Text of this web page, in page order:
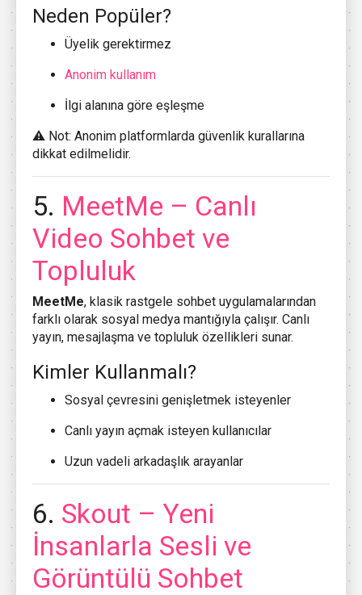
Neden Popüler?
Üyelik gerektirmez
Anonim kullanım
İlgi alanına göre eşleşme
⚠️ Not: Anonim platformlarda güvenlik kurallarına
dikkat edilmelidir.
5. MeetMe – Canlı
Video Sohbet ve
Topluluk
MeetMe, klasik rastgele sohbet uygulamalarından
farklı olarak sosyal medya mantığıyla çalışır. Canlı
yayın, mesajlaşma ve topluluk özellikleri sunar.
Kimler Kullanmalı?
Sosyal çevresini genişletmek isteyenler
Canlı yayın açmak isteyen kullanıcılar
Uzun vadeli arkadaşlık arayanlar
6. Skout – Yeni
İnsanlarla Sesli ve
Görüntülü Sohbet